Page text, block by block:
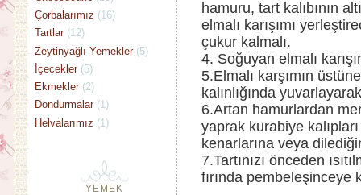
hamuru, tart kalıbının
elmalı karışımı
çukur kalmalı.
4. Soğuyan elmalı
5.Elmalı karşımın
kalınlığında
6.Artan hamurlardan
yaprak kurabiye
kenarlarına veya
7.Tartınızı önceden
fırında
Çorbalarımız (16)
Tartlar (12)
Zeytinyağlı Yemekler (5)
İçecekler (5)
Ekmekler (2)
Dondurmalar (1)
Helvalarımız (1)
YEMEK